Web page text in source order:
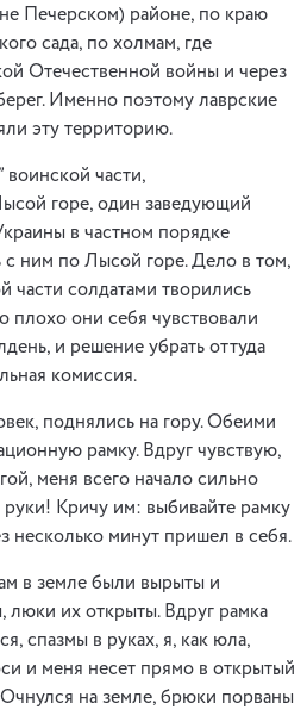
Печерском) районе, по краю
сада, по холмам, где
Отечественной войны и через
Именно поэтому лаврские
эту территорию.
воинской части,
горе, один заведующий
в частном порядке
ним по Лысой горе. Дело в том,
части солдатами творились
плохо они себя чувствовали
и решение убрать оттуда
комиссия.
поднялись на гору. Обеими
рамку. Вдруг чувствую,
меня всего начало сильно
руки! Кричу им: выбивайте рамку
несколько минут пришел в себя.
в земле были вырыты и
люки их открыты. Вдруг рамка
спазмы в руках, я, как юла,
и меня несет прямо в открытый
на земле, брюки порваны